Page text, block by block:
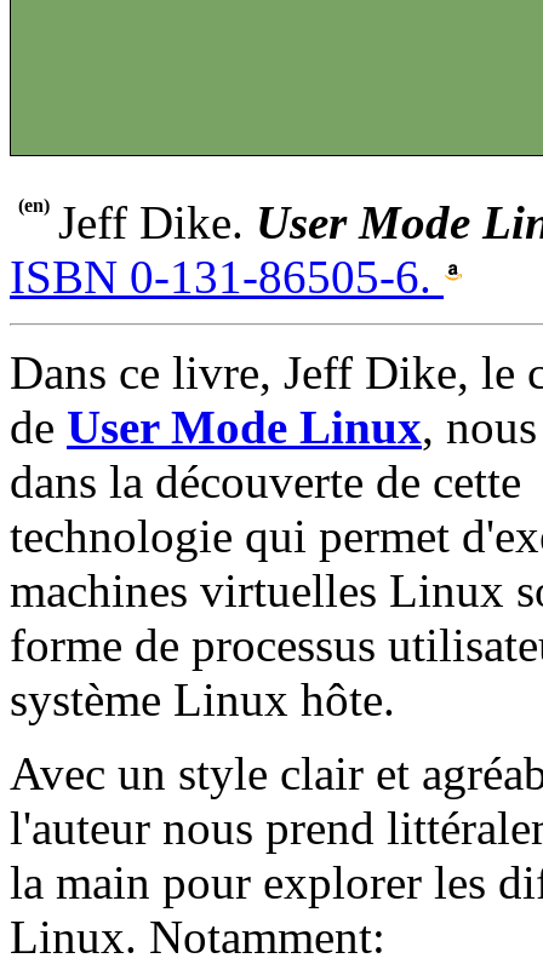
(en) Jeff Dike. User Mode
ISBN 0-131-86505-6.
Dans ce livre, Jeff Dike, le
de User Mode Linux,
dans la découverte de cette
technologie qui permet
machines virtuelles Linux
forme de processus
système Linux hôte.
Avec un style clair et
l'auteur nous prend
la main pour explorer les
Linux. Notamment: